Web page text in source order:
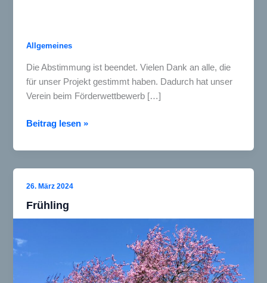
Allgemeines
Die Abstimmung ist beendet. Vielen Dank an alle, die
für unser Projekt gestimmt haben. Dadurch hat unser
Verein beim Förderwettbewerb […]
Schutzgemeinschaft
3000
der
Beitrag lesen »
26. März 2024
Frühling